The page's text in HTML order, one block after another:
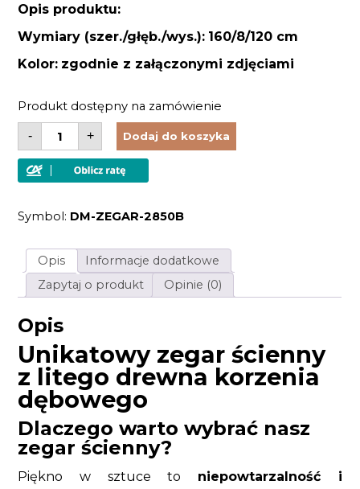
Opis produktu:
Wymiary (szer./głęb./wys.): 160/8/120 cm
Kolor: zgodnie z załączonymi zdjęciami
Produkt dostępny na zamówienie
-
ilość
Zegar
ścienny
z
litego
dębowego
na
zamówienie
+ Dodaj do koszyka
Symbol: DM-ZEGAR-2850B
Opis
Informacje dodatkowe
Zapytaj o produkt
Opinie (0)
Opis
Unikatowy zegar ścienny
z litego drewna korzenia
dębowego
Dlaczego warto wybrać nasz
zegar ścienny?
Piękno w sztuce to niepowtarzalność i